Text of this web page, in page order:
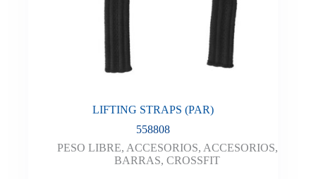
LIFTING STRAPS (PAR)
558808
PESO LIBRE, ACCESORIOS, ACCESORIOS,
BARRAS,CROSSFIT